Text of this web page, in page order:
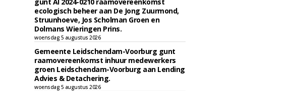
ecologisch beheer aan De Jong Zuurmond,
Struunhoeve, Jos Scholman Groen en
Dolmans Wieringen Prins.
woensdag 5 augustus 2026
Gemeente Leidschendam-Voorburg gunt
raamovereenkomst inhuur medewerkers
groen Leidschendam-Voorburg aan Lending
Advies & Detachering.
woensdag 5 augustus 2026